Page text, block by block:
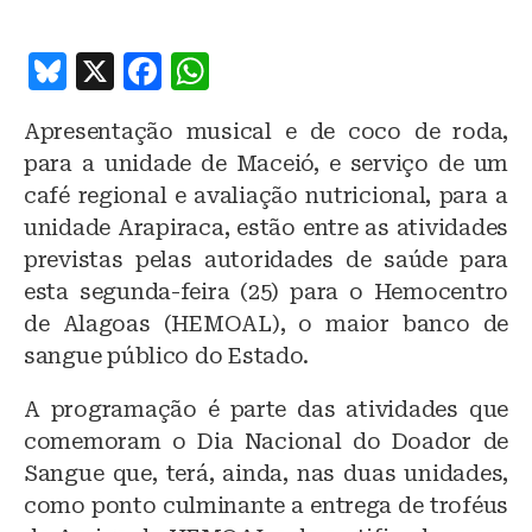
B
e
s
k
y
X
F
c
e
b
o
o
k
at
s
A
p
p
Apresentação musical e de coco de roda,
para a unidade de Maceió, e serviço de um
café regional e avaliação nutricional, para a
unidade Arapiraca, estão entre as atividades
previstas pelas autoridades de saúde para
esta segunda-feira (25) para o Hemocentro
de Alagoas (HEMOAL), o maior banco de
sangue público do Estado.
A programação é parte das atividades que
comemoram o Dia Nacional do Doador de
Sangue que, terá, ainda, nas duas unidades,
como ponto culminante a entrega de troféus